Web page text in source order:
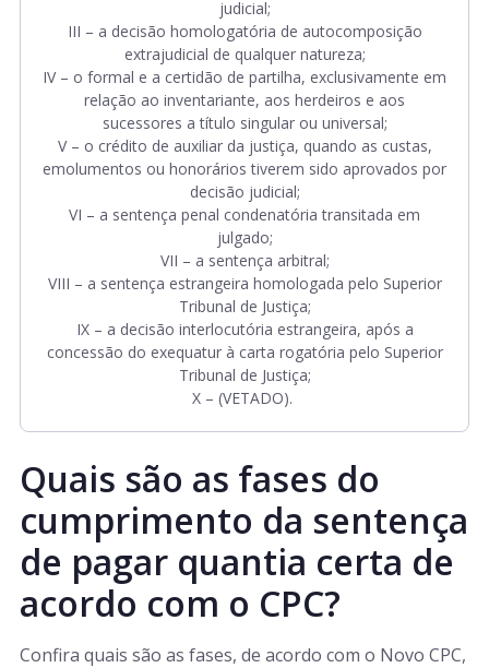
judicial;
III – a decisão homologatória de autocomposição
extrajudicial de qualquer natureza;
IV – o formal e a certidão de partilha, exclusivamente em
relação ao inventariante, aos herdeiros e aos
sucessores a título singular ou universal;
V – o crédito de auxiliar da justiça, quando as custas,
emolumentos ou honorários tiverem sido aprovados por
decisão judicial;
VI – a sentença penal condenatória transitada em
julgado;
VII – a sentença arbitral;
VIII – a sentença estrangeira homologada pelo Superior
Tribunal de Justiça;
IX – a decisão interlocutória estrangeira, após a
concessão do exequatur à carta rogatória pelo Superior
Tribunal de Justiça;
X – (VETADO).
Quais são as fases do
cumprimento da sentença
de pagar quantia certa de
acordo com o CPC?
Confira quais são as fases, de acordo com o Novo CPC,